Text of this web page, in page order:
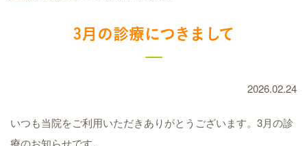
3月の診療につきまして
2026.02.24
いつも当院をご利用いただきありがとうございます。3月の診
療のお知らせです。